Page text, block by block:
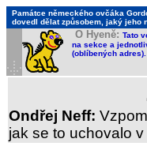
Památce německého ovčáka
dovedl dělat způsobem, jaký jeho
O Hyeně: Tato
na sekce a
(oblíbených adres).
Ondřej Neff:
jak se to uchovalo